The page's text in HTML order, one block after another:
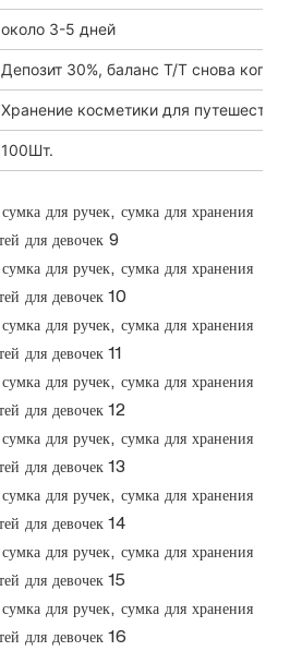
около 3-5 дней
Депозит 30%, баланс T/T снова копия
Хранение косметики для путешествий
100Шт.